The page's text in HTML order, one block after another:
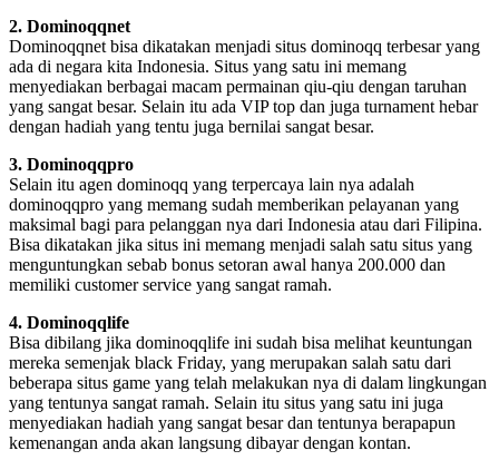
2. Dominoqqnet
Dominoqqnet bisa dikatakan menjadi situs dominoqq terbesar yang
ada di negara kita Indonesia. Situs yang satu ini memang
menyediakan berbagai macam permainan qiu-qiu dengan taruhan
yang sangat besar. Selain itu ada VIP top dan juga turnament hebar
dengan hadiah yang tentu juga bernilai sangat besar.
3. Dominoqqpro
Selain itu agen dominoqq yang terpercaya lain nya adalah
dominoqqpro yang memang sudah memberikan pelayanan yang
maksimal bagi para pelanggan nya dari Indonesia atau dari Filipina.
Bisa dikatakan jika situs ini memang menjadi salah satu situs yang
menguntungkan sebab bonus setoran awal hanya 200.000 dan
memiliki customer service yang sangat ramah.
4. Dominoqqlife
Bisa dibilang jika dominoqqlife ini sudah bisa melihat keuntungan
mereka semenjak black Friday, yang merupakan salah satu dari
beberapa situs game yang telah melakukan nya di dalam lingkungan
yang tentunya sangat ramah. Selain itu situs yang satu ini juga
menyediakan hadiah yang sangat besar dan tentunya berapapun
kemenangan anda akan langsung dibayar dengan kontan.